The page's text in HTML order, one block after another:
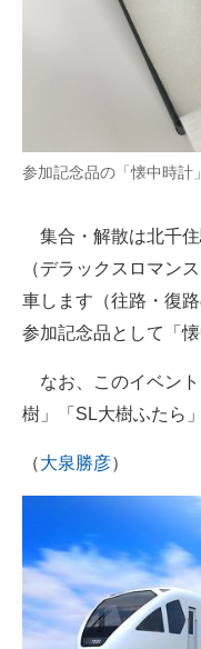
参加記念品の「懐中時計
集合・解散は北千
（デラックスロマン
車します（往路・復
参加記念品として「
なお、このイベン
樹」「SL大樹ふたら
（大泉勝彦）